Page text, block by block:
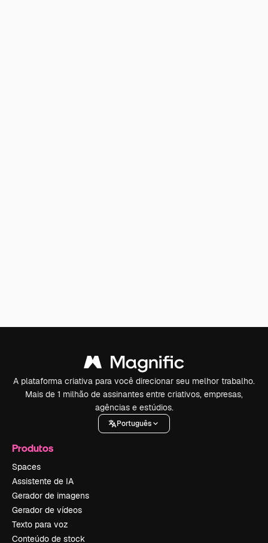
A plataforma criativa para você direcionar seu melhor trabalho.
Mais de 1 milhão de assinantes entre criativos, empresas,
agências e estúdios.
Português
Produtos
Spaces
Assistente de IA
Gerador de imagens
Gerador de vídeos
Texto para voz
Conteúdo de stock